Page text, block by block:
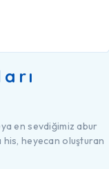
en sevdiğimiz abur
heyecan oluşturan